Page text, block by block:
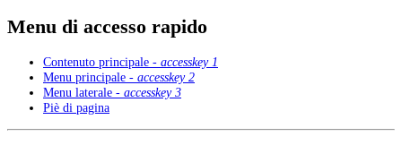
Menu di accesso rapido
Contenuto principale - accesskey 1
Menu principale - accesskey 2
Menu laterale - accesskey 3
Piè di pagina